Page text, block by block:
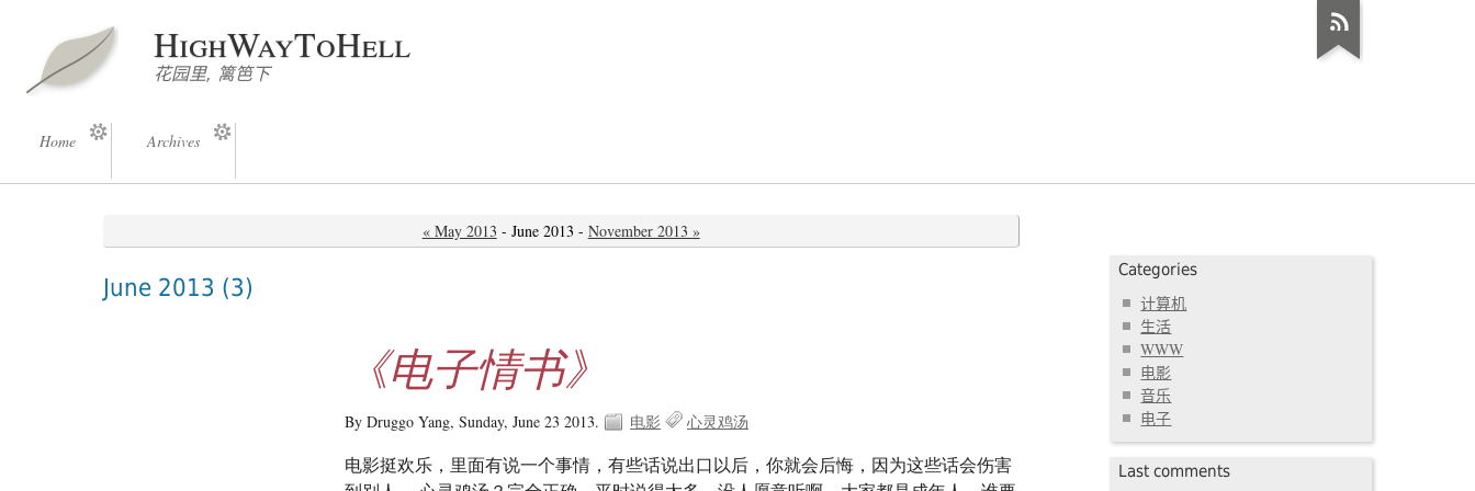
HighWayToHell
花园里, 篱笆下
Home Archives
« May 2013 - June 2013 - November 2013 »
June 2013 (3)
《电子情书》
By Druggo Yang,Sunday, June 23 2013. 电影 心灵鸡汤
电影挺欢乐，里面有说一个事情，有些话说出口以后，你就会后悔，因为这些话会伤害
Categories
计算机
生活
WWW
电影
音乐
电子
Last comments